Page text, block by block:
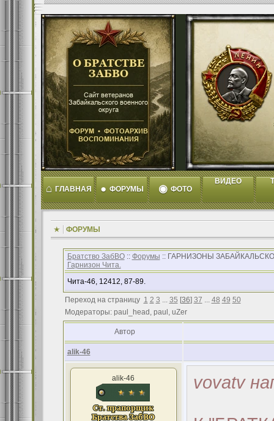
⌂ ГЛАВНАЯ ● ФОРУМЫ ◉ ФОТО
ВИДЕО
ФОРУМЫ
Братство ЗабВО:: Форумы :: ГАРНИЗОНЫ
Гарнизон Чита.
Чита-46, 12412, 87-89.
Переход на страницу 1 2 3 ... 35 [36] 37 ... 48 49 50
Модераторы: paul_head, paul, uZer
Автор
alik-46
alik-46 vovatv